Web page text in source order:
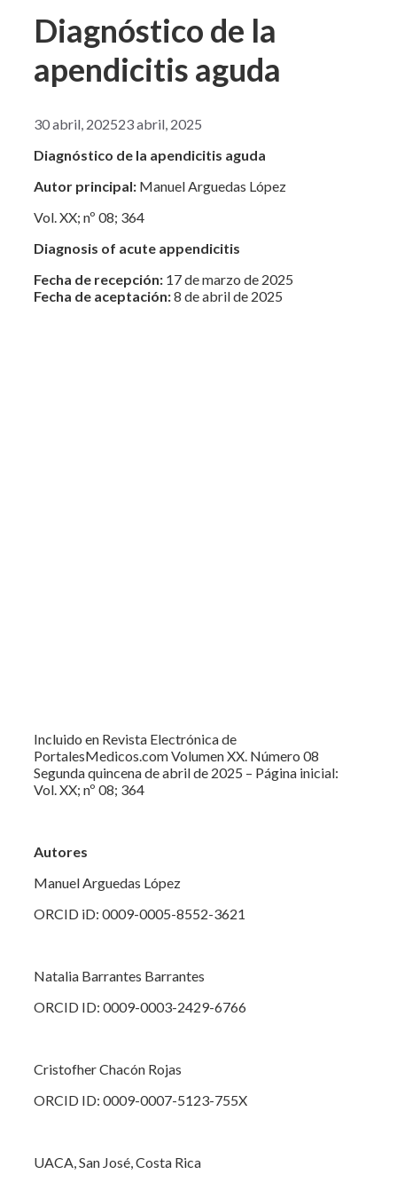
Diagnóstico de la
apendicitis aguda
30 abril, 202523 abril, 2025
Diagnóstico de la apendicitis aguda
Autor principal: Manuel Arguedas López
Vol. XX; nº 08; 364
Diagnosis of acute appendicitis
Fecha de recepción: 17 de marzo de 2025
Fecha de aceptación:8 de abril de 2025
Incluido en Revista Electrónica de
PortalesMedicos.com Volumen XX. Número 08
Segunda quincena de abril de 2025 – Página inicial:
Vol. XX; nº 08; 364
Autores
Manuel Arguedas López
ORCID iD: 0009-0005-8552-3621
Natalia Barrantes Barrantes
ORCID ID: 0009-0003-2429-6766
Cristofher Chacón Rojas
ORCID ID: 0009-0007-5123-755X
UACA, San José, Costa Rica